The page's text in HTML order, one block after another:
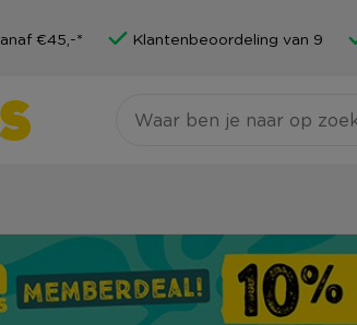
€45,-* Klantenbeoordeling van 9